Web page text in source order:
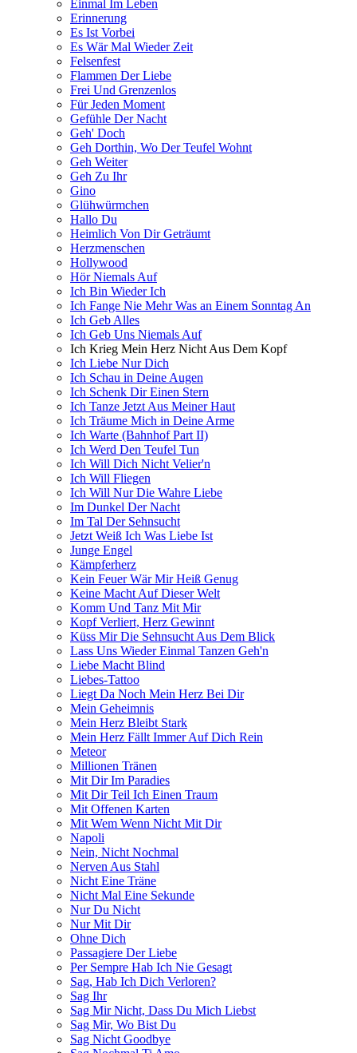
Einmal Im Leben
Erinnerung
Es Ist Vorbei
Es Wär Mal Wieder Zeit
Felsenfest
Flammen Der Liebe
Frei Und Grenzenlos
Für Jeden Moment
Gefühle Der Nacht
Geh' Doch
Geh Dorthin, Wo Der Teufel Wohnt
Geh Weiter
Geh Zu Ihr
Gino
Glühwürmchen
Hallo Du
Heimlich Von Dir Geträumt
Herzmenschen
Hollywood
Hör Niemals Auf
Ich Bin Wieder Ich
Ich Fange Nie Mehr Was an Einem Sonntag An
Ich Geb Alles
Ich Geb Uns Niemals Auf
Ich Krieg Mein Herz Nicht Aus Dem Kopf
Ich Liebe Nur Dich
Ich Schau in Deine Augen
Ich Schenk Dir Einen Stern
Ich Tanze Jetzt Aus Meiner Haut
Ich Träume Mich in Deine Arme
Ich Warte (Bahnhof Part II)
Ich Werd Den Teufel Tun
Ich Will Dich Nicht Velier'n
Ich Will Fliegen
Ich Will Nur Die Wahre Liebe
Im Dunkel Der Nacht
Im Tal Der Sehnsucht
Jetzt Weiß Ich Was Liebe Ist
Junge Engel
Kämpferherz
Kein Feuer Wär Mir Heiß Genug
Keine Macht Auf Dieser Welt
Komm Und Tanz Mit Mir
Kopf Verliert, Herz Gewinnt
Küss Mir Die Sehnsucht Aus Dem Blick
Lass Uns Wieder Einmal Tanzen Geh'n
Liebe Macht Blind
Liebes-Tattoo
Liegt Da Noch Mein Herz Bei Dir
Mein Geheimnis
Mein Herz Bleibt Stark
Mein Herz Fällt Immer Auf Dich Rein
Meteor
Millionen Tränen
Mit Dir Im Paradies
Mit Dir Teil Ich Einen Traum
Mit Offenen Karten
Mit Wem Wenn Nicht Mit Dir
Napoli
Nein, Nicht Nochmal
Nerven Aus Stahl
Nicht Eine Träne
Nicht Mal Eine Sekunde
Nur Du Nicht
Nur Mit Dir
Ohne Dich
Passagiere Der Liebe
Per Sempre Hab Ich Nie Gesagt
Sag, Hab Ich Dich Verloren?
Sag Ihr
Sag Mir Nicht, Dass Du Mich Liebst
Sag Mir, Wo Bist Du
Sag Nicht Goodbye